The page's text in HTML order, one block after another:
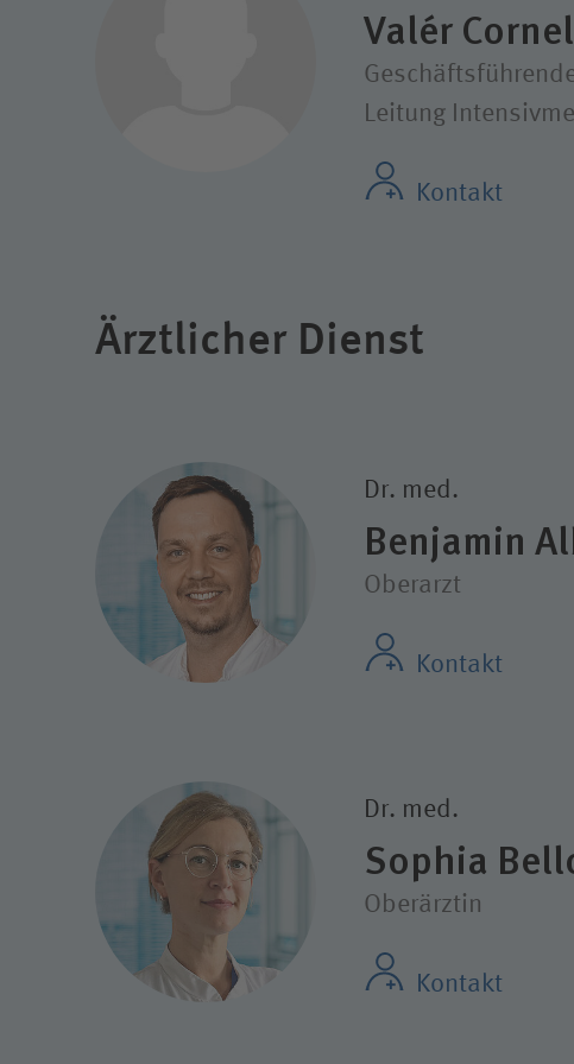
Valér
Leitung
Kontakt
Ärztlicher Dienst
Dr. med.
Benjamin
Oberarzt
Kontakt
Dr. med.
Sophia
Oberärztin
Kontakt